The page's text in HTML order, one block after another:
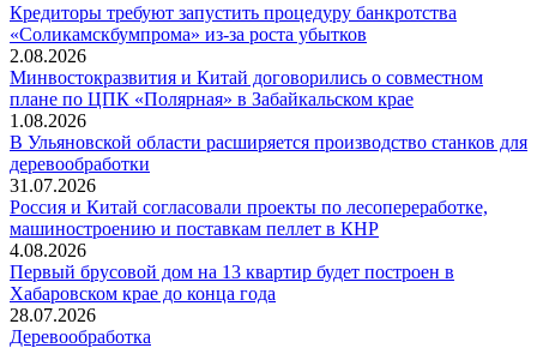
Кредиторы требуют запустить процедуру банкротства
«Соликамскбумпрома» из-за роста убытков
2.08.2026
Минвостокразвития и Китай договорились о совместном
плане по ЦПК «Полярная» в Забайкальском крае
1.08.2026
В Ульяновской области расширяется производство станков для
деревообработки
31.07.2026
Россия и Китай согласовали проекты по лесопереработке,
машиностроению и поставкам пеллет в КНР
4.08.2026
Первый брусовой дом на 13 квартир будет построен в
Хабаровском крае до конца года
28.07.2026
Деревообработка